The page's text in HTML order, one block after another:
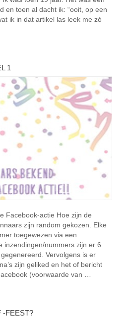
en toen al dacht ik: “ooit, op een
ik in dat artikel las leek me zó
1
Facebook-actie Hoe zijn de
zijn random gekozen. Elke
toegewezen via een
inzendingen/nummers zijn er 6
Vervolgens is er
zijn geliked en het of bericht
(voorwaarde van …
-FEEST?